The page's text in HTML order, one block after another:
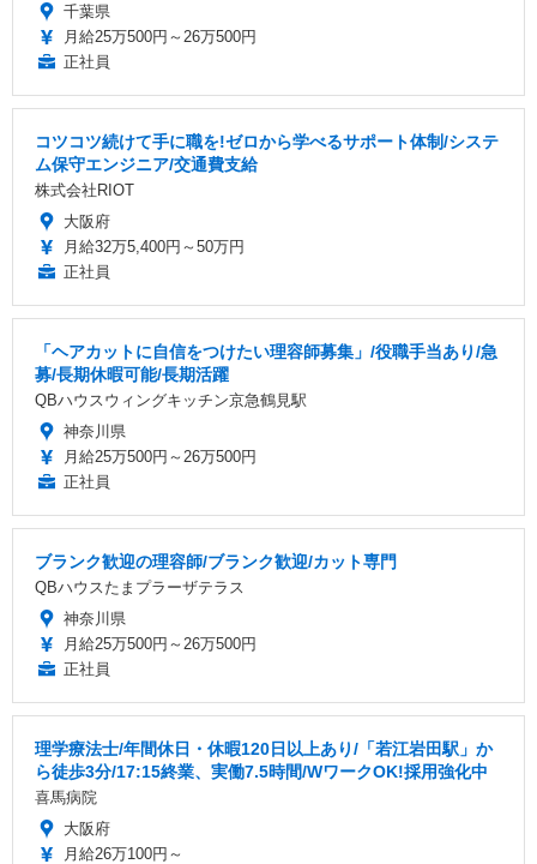
千葉県
月給25万500円～26万500円
正社員
コツコツ続けて手に職を!ゼロから学べるサポート体制/システ
ム保守エンジニア/交通費支給
株式会社RIOT
大阪府
月給32万5,400円～50万円
正社員
「ヘアカットに自信をつけたい理容師募集」/役職手当あり/急
募/長期休暇可能/長期活躍
QBハウスウィングキッチン京急鶴見駅
神奈川県
月給25万500円～26万500円
正社員
ブランク歓迎の理容師/ブランク歓迎/カット専門
QBハウスたまプラーザテラス
神奈川県
月給25万500円～26万500円
正社員
理学療法士/年間休日・休暇120日以上あり/「若江岩田駅」か
ら徒歩3分/17:15終業、実働7.5時間/WワークOK!採用強化中
喜馬病院
大阪府
月給26万100円～